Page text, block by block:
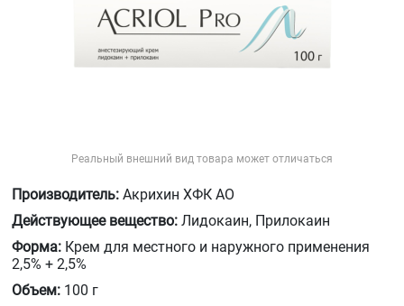
Реальный внешний вид товара может отличаться
Производитель: Акрихин ХФК АО
Действующее вещество: Лидокаин, Прилокаин
Форма: Крем для местного и наружного применения
2,5% + 2,5%
Объем: 100 г